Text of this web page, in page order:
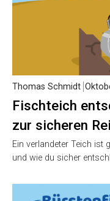
Fischteich
zur sicheren
Thomas Schmidt
Ein verlandeter Teich ist
und wie du sicher